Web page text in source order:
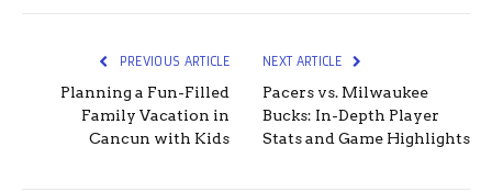
PREVIOUS ARTICLE
Planning a Fun-Filled
Family Vacation in
Cancun with Kids
NEXT ARTICLE
Pacers vs. Milwaukee
Bucks: In-Depth Player
Stats and Game Highlights